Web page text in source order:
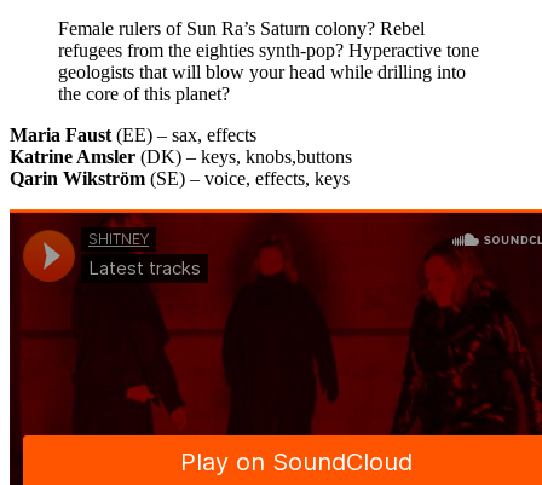
Female rulers of Sun Ra’s Saturn colony? Rebel
refugees from the eighties synth-pop? Hyperactive tone
geologists that will blow your head while drilling into
the core of this planet?
Maria Faust (EE) – sax, effects
Katrine Amsler (DK) – keys, knobs,buttons
Qarin Wikström (SE) – voice, effects, keys